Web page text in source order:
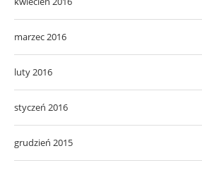
marzec 2016
luty 2016
styczeń 2016
grudzień 2015